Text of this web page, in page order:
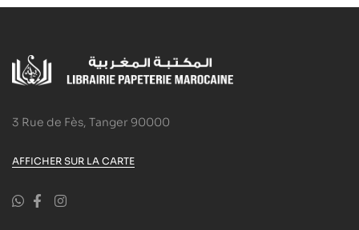
3 Rue de Fès, Tanger 90000
AFFICHER SUR LA CARTE